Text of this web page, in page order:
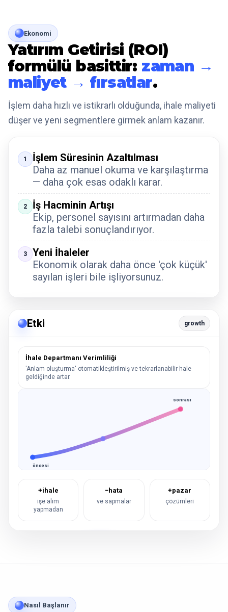
Ekonomi
Yatırım Getirisi (ROI)
formülü basittir: zaman →
maliyet → fırsatlar.
İşlem daha hızlı ve istikrarlı olduğunda, ihale maliyeti
düşer ve yeni segmentlere girmek anlam kazanır.
1
İşlem Süresinin Azaltılması
Daha az manuel okuma ve karşılaştırma
— daha çok esas odaklı karar.
2
İş Hacminin Artışı
Ekip, personel sayısını artırmadan daha
fazla talebi sonuçlandırıyor.
3
Yeni İhaleler
Ekonomik olarak daha önce 'çok küçük'
sayılan işleri bile işliyorsunuz.
Etki growth
İhale Departmanı Verimliliği
'Anlam oluşturma' otomatikleştirilmiş ve tekrarlanabilir hale
geldiğinde artar.
öncesi
sonrası
+ihale
işe alım
yapmadan
−hata
ve sapmalar
+pazar
çözümleri
Nasıl Başlanır